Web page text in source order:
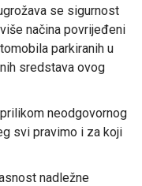
se sigurnost
načina povrijeđeni
parkiranih u
sredstava ovog
neodgovornog
svi pravimo i za koji
nadležne